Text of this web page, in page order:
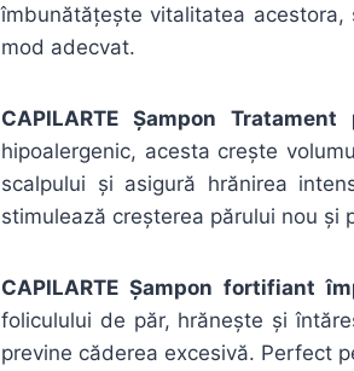
îmbunătățește vitalitatea
mod adecvat.
CAPILARTE Șampon
hipoalergenic, acesta crește
scalpului și asigură hrănirea
stimulează creșterea părului nou și
CAPILARTE Șampon fortifiant
foliculului de păr, hrănește și
previne căderea excesivă. Perfect